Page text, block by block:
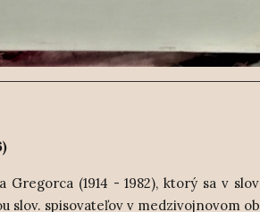
Gregorca (1914 - 1982), ktorý sa v
slov. spisovateľov v medzivojnovom